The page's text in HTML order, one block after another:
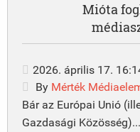
Mióta
2026. április 17.
By Mérték
Bár az Európai Unió
Gazdasági Közösség)...